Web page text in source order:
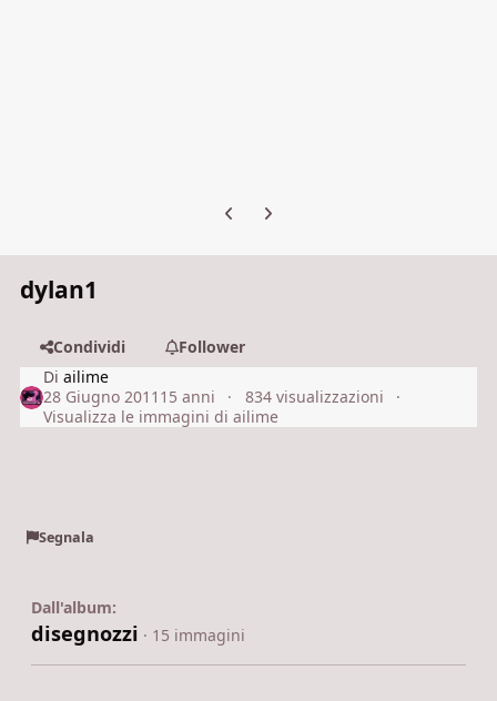
Previous carousel slide
Next carousel slide
dylan1
Condividi
Follower
Diailime
28 Giugno 2011 15 anni
834 visualizzazioni
Visualizza le immagini di ailime
Segnala
Dall'album:
disegnozzi · 15 immagini